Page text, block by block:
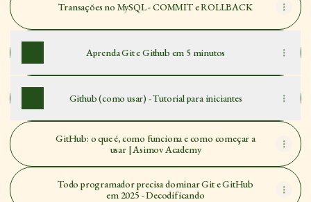
Transações no MySQL - COMMIT e ROLLBACK
Aprenda Git e Github em 5 minutos
Github (como usar) - Tutorial para iniciantes
GitHub: o que é, como funciona e como começar a
usar | Asimov Academy
Todo programador precisa dominar Git e GitHub
em 2025 - Decodificando